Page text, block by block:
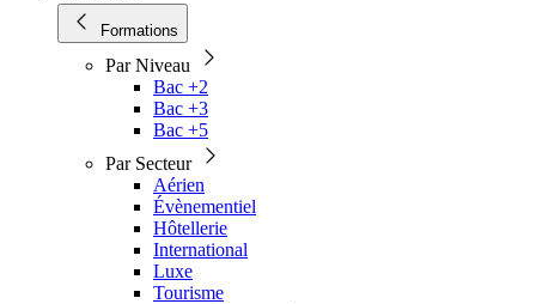
Formations
Par Niveau
Bac +2
Bac +3
Bac +5
Par Secteur
Aérien
Évènementiel
Hôtellerie
International
Luxe
Tourisme